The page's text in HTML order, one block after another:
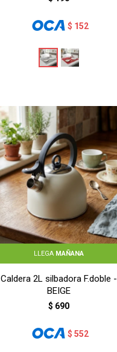
$ 152
LLEGA MAÑANA
Caldera 2L silbadora F.doble -
BEIGE
$ 690
$ 552